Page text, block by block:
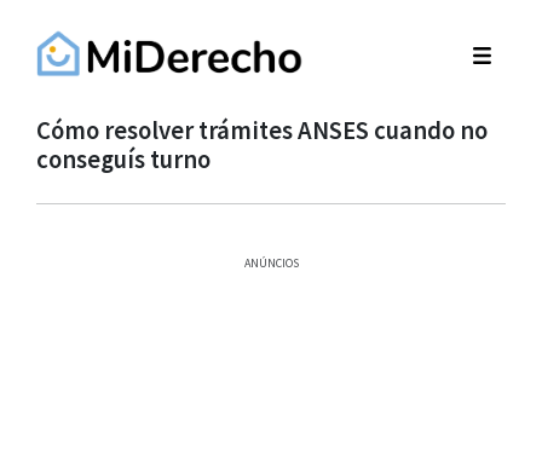
Cómo resolver trámites ANSES cuando no
conseguís turno
ANÚNCIOS